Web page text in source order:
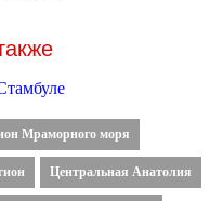
Мраморного моря
Центральная Анатолия